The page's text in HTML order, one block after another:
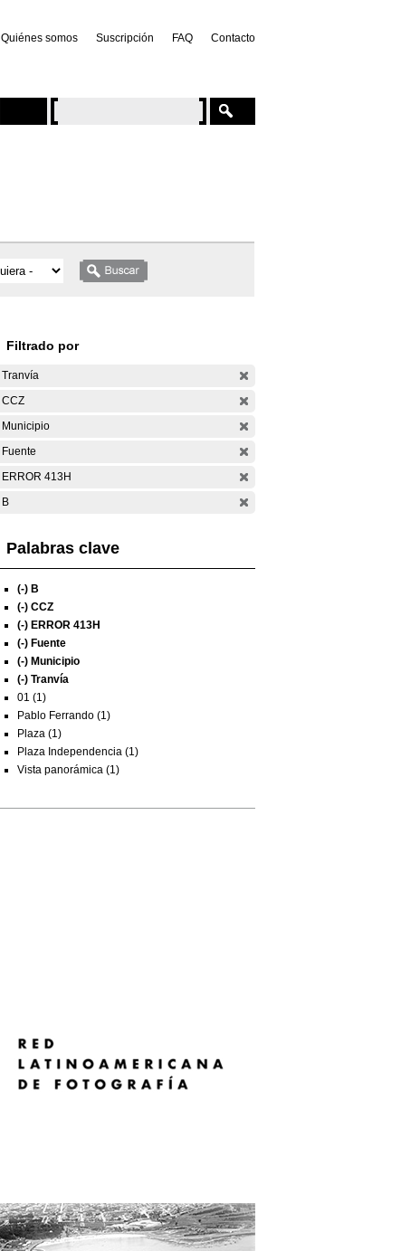
Quiénes somos Suscripción FAQ Contacto
Filtrado por
Tranvía
CCZ
Municipio
Fuente
ERROR 413H
B
Palabras clave
(-) B
(-) CCZ
(-) ERROR 413H
(-) Fuente
(-) Municipio
(-) Tranvía
01 (1)
Pablo Ferrando (1)
Plaza (1)
Plaza Independencia (1)
Vista panorámica (1)